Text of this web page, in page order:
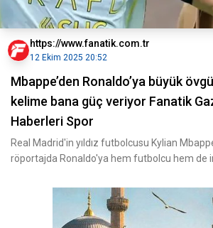
https://www.fanatik.com.tr
12 Ekim 2025 20:52
Mbappe’den Ronaldo’ya büyük
kelime bana güç veriyor Fanatik
Haberleri Spor
Real Madrid'in yıldız futbolcusu Kylian
röportajda Ronaldo'ya hem futbolcu hem de